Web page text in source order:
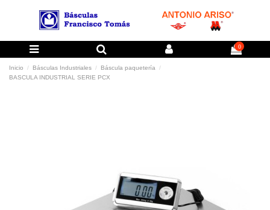
0
Inicio Básculas Industriales
Báscula paquetería
BASCULA INDUSTRIAL SERIE PCX